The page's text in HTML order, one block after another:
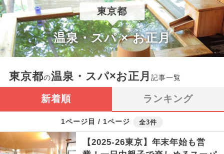
東京都
温泉・スパ × お正月
東京都の温泉・スパ×お正月記事一覧
新着順 ランキング
1ページ目 / 1ページ 全3件
【2025-26東京】年末年始も営